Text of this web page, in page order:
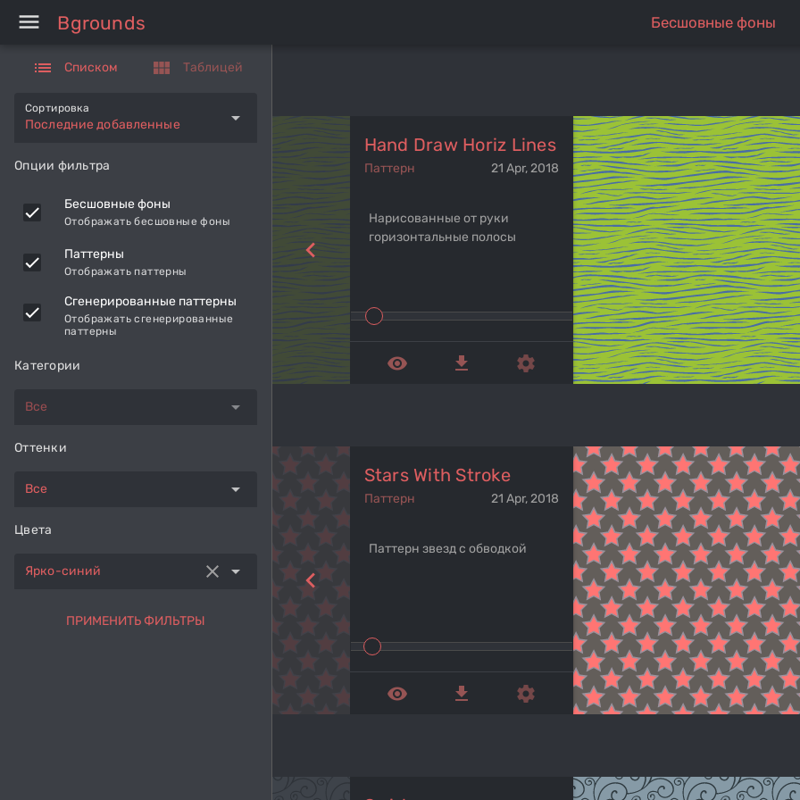
menu Bgrounds Бесшовные фоны
list Списком view_module Таблицей
Последние добавленные
Сортировка arrow_drop_down
Опции фильтра
Бесшовные фоны
Отображать бесшовные фоны
Паттерны
Отображать паттерны
Сгенерированные паттерны
Отображать сгенерированные
паттерны
Категории
Все arrow_drop_down
Оттенки
Все arrow_drop_down
Цвета
Ярко-синий clear arrow_drop_down
ПРИМЕНИТЬ ФИЛЬТРЫ
navigate_before
Hand Draw Horiz Lines
21 Apr, 2018
Паттерн
Нарисованные от руки
горизонтальные полосы
remove_red_eye get_app settings
navigate_before
Stars With Stroke
21 Apr, 2018
Паттерн
Паттерн звезд с обводкой
remove_red_eye get_app settings